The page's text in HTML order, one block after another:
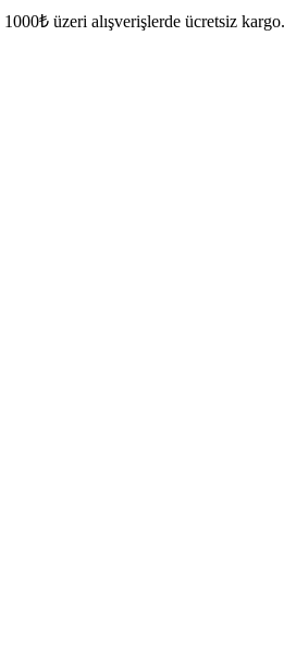
1000₺ üzeri alışverişlerde ücretsiz kargo.